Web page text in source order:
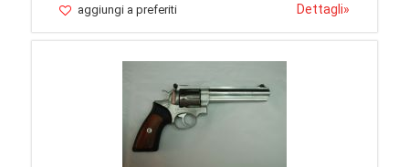
aggiungi a preferiti Dettagli»